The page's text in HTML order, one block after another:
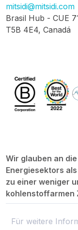
mitsidi@mitsidi.com
Brasil Hub - CUE
T5B 4E4, Canadá
Wir glauben an
Energiesektors
zu einer weniger
kohlenstoffarmen
Für weitere